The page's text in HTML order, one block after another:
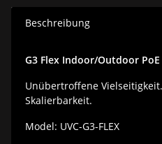
Beschreibung
G3 Flex Indoor/Outdoor PoE
Unübertroffene
Skalierbarkeit.
Model: UVC-G3-FLEX